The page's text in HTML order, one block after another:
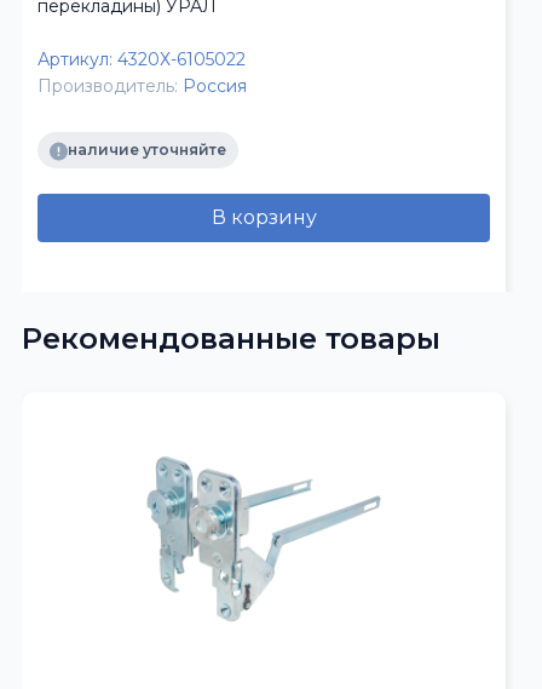
перекладины) УРАЛ
Артикул: 4320Х-6105022
Производитель: Россия
наличие уточняйте
В корзину
Рекомендованные товары